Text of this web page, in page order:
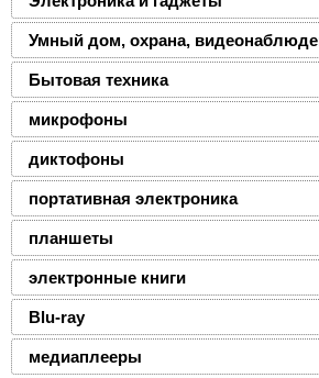
Умный дом, охрана,
Бытовая техника
микрофоны
диктофоны
портативная электроника
планшеты
электронные книги
Blu-ray
медиаплееры